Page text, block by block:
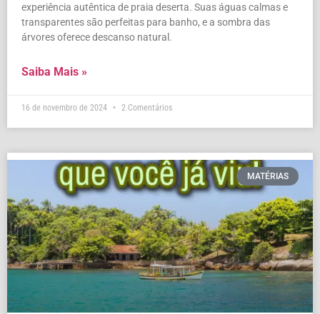
experiência autêntica de praia deserta. Suas águas calmas e
transparentes são perfeitas para banho, e a sombra das
árvores oferece descanso natural.
Saiba Mais »
16 de novembro de 2024 2 Comentários
MATÉRIAS